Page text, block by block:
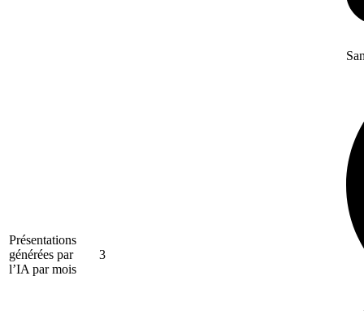
Présentations
générées par
l’IA par mois
3